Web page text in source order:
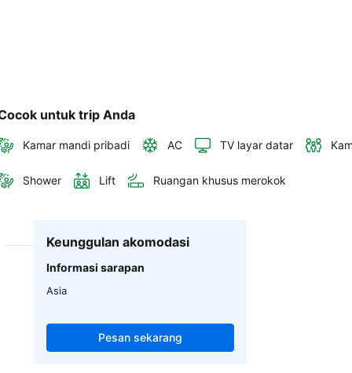
untuk trip Anda
Kamar mandi pribadi AC TV layar datar
Shower Lift Ruangan khusus merokok
Keunggulan akomodasi
Informasi sarapan
Asia
Pesan sekarang